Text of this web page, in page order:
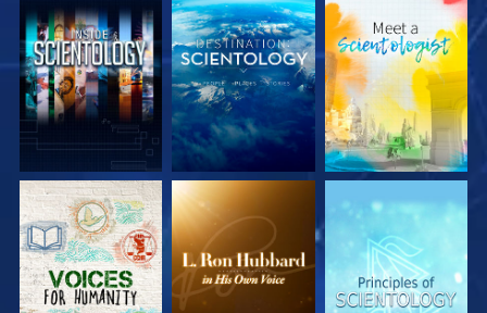
VERKEN DE SERIE VERKEN DE SERIE VERKEN DE SERIE